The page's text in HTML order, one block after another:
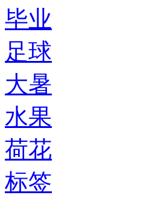
毕业
足球
大暑
水果
荷花
标签